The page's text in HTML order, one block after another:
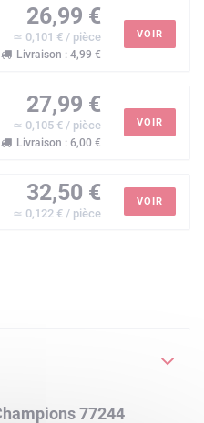
26,99 €
≃ 0,101 € / pièce
Livraison : 4,99 €
VOIR
27,99 €
≃ 0,105 € / pièce
Livraison : 6,00 €
VOIR
32,50 €
≃ 0,122 € / pièce
VOIR
77244